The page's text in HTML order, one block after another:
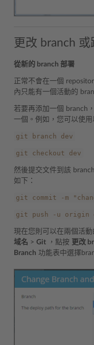
更改 branch 或
從新的 branch 部署
正常不會在一個
內只能有一個活動的
若要再添加一個 branch
一個。例如，您可以使用
git branch dev
git checkout dev
然後提交文件到該
如下：
git commit -m
git push -u origin
現在您則可以在兩個活
域名 > Git ，點按 更改
Branch 功能表中選擇